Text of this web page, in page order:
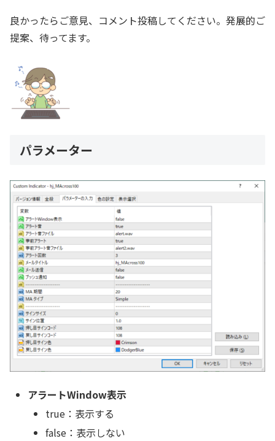
良かったらご意見、コメント投稿してください。発展的ご
提案、待ってます。
パラメーター
アラートWindow表示
true：表示する
false：表示しない